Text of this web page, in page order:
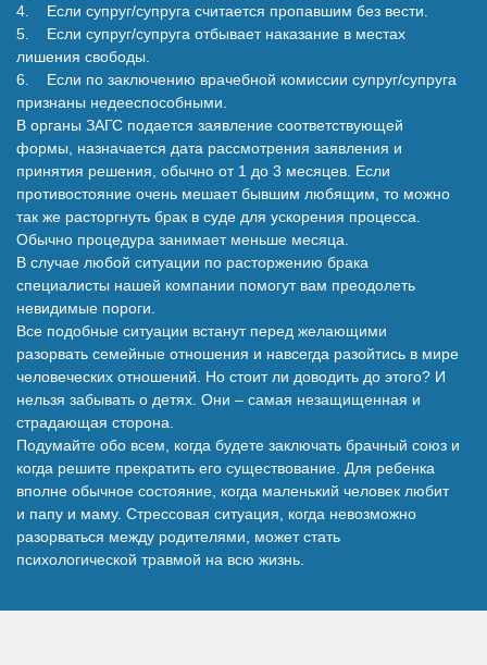
4. Если супруг/супруга считается пропавшим без вести.
5. Если супруг/супруга отбывает наказание в местах
лишения свободы.
6. Если по заключению врачебной комиссии супруг/супруга
признаны недееспособными.
В органы ЗАГС подается заявление соответствующей
формы, назначается дата рассмотрения заявления и
принятия решения, обычно от 1 до 3 месяцев. Если
противостояние очень мешает бывшим любящим, то можно
так же расторгнуть брак в суде для ускорения процесса.
Обычно процедура занимает меньше месяца.
В случае любой ситуации по расторжению брака
специалисты нашей компании помогут вам преодолеть
невидимые пороги.
Все подобные ситуации встанут перед желающими
разорвать семейные отношения и навсегда разойтись в мире
человеческих отношений. Но стоит ли доводить до этого? И
нельзя забывать о детях. Они – самая незащищенная и
страдающая сторона.
Подумайте обо всем, когда будете заключать брачный союз и
когда решите прекратить его существование. Для ребенка
вполне обычное состояние, когда маленький человек любит
и папу и маму. Стрессовая ситуация, когда невозможно
разорваться между родителями, может стать
психологической травмой на всю жизнь.